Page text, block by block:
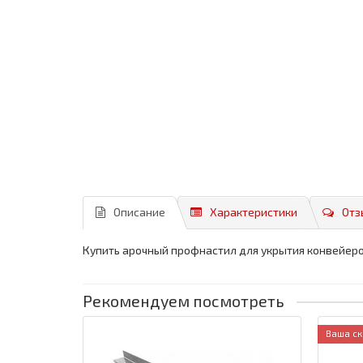
Описание Характеристики
Купить арочный профнастил для укрытия
Рекомендуем посмотреть
Ваша